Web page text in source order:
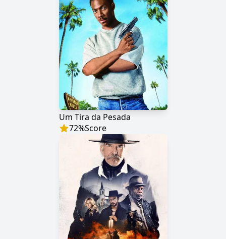
Um Tira da Pesada
72%Score